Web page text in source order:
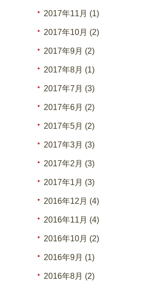
2017年11月 (1)
2017年10月 (2)
2017年9月 (2)
2017年8月 (1)
2017年7月 (3)
2017年6月 (2)
2017年5月 (2)
2017年3月 (3)
2017年2月 (3)
2017年1月 (3)
2016年12月 (4)
2016年11月 (4)
2016年10月 (2)
2016年9月 (1)
2016年8月 (2)